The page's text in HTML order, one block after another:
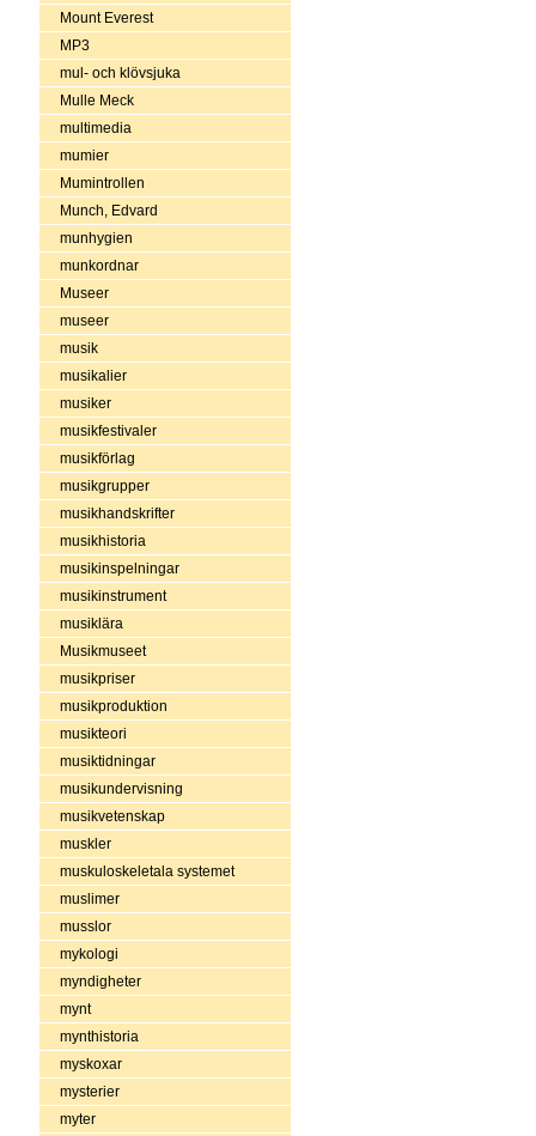
Mount Everest
MP3
mul- och klövsjuka
Mulle Meck
multimedia
mumier
Mumintrollen
Munch, Edvard
munhygien
munkordnar
Museer
museer
musik
musikalier
musiker
musikfestivaler
musikförlag
musikgrupper
musikhandskrifter
musikhistoria
musikinspelningar
musikinstrument
musiklära
Musikmuseet
musikpriser
musikproduktion
musikteori
musiktidningar
musikundervisning
musikvetenskap
muskler
muskuloskeletala systemet
muslimer
musslor
mykologi
myndigheter
mynt
mynthistoria
myskoxar
mysterier
myter